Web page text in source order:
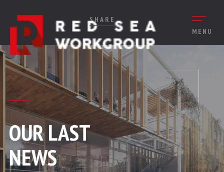
MENU
SHARE
OUR LAST
NEWS